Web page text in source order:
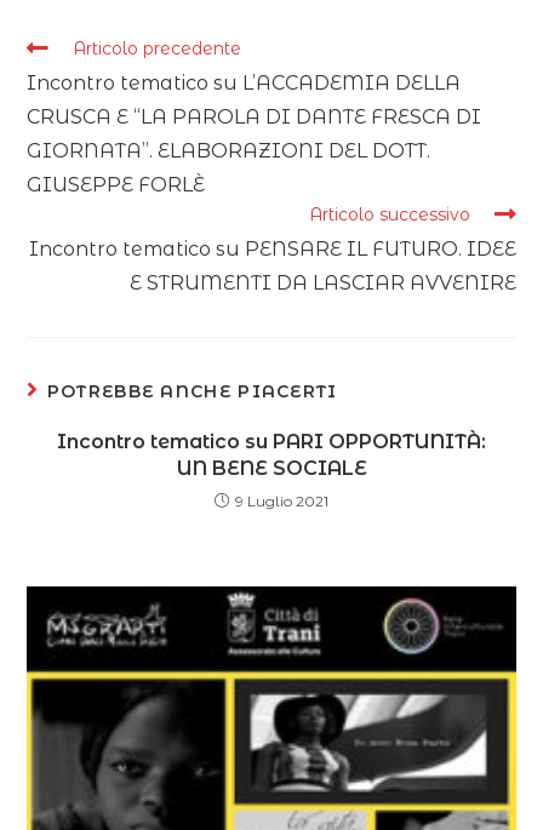
Articolo precedente
Incontro tematico su L’ACCADEMIA DELLA
CRUSCA E “LA PAROLA DI DANTE FRESCA DI
GIORNATA”. ELABORAZIONI DEL DOTT.
GIUSEPPE FORLÈ
Articolo successivo
Incontro tematico su PENSARE IL FUTURO. IDEE
E STRUMENTI DA LASCIAR AVVENIRE
POTREBBE ANCHE PIACERTI
Incontro tematico su PARI OPPORTUNITÀ:
UN BENE SOCIALE
9 Luglio 2021